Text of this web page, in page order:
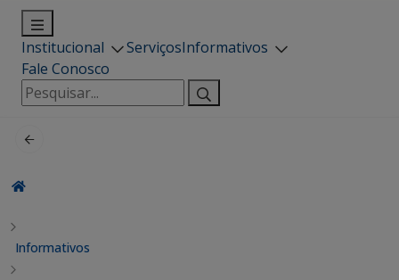
Institucional ServiçosInformativos
Fale Conosco
Pesquisar
por:
Informativos